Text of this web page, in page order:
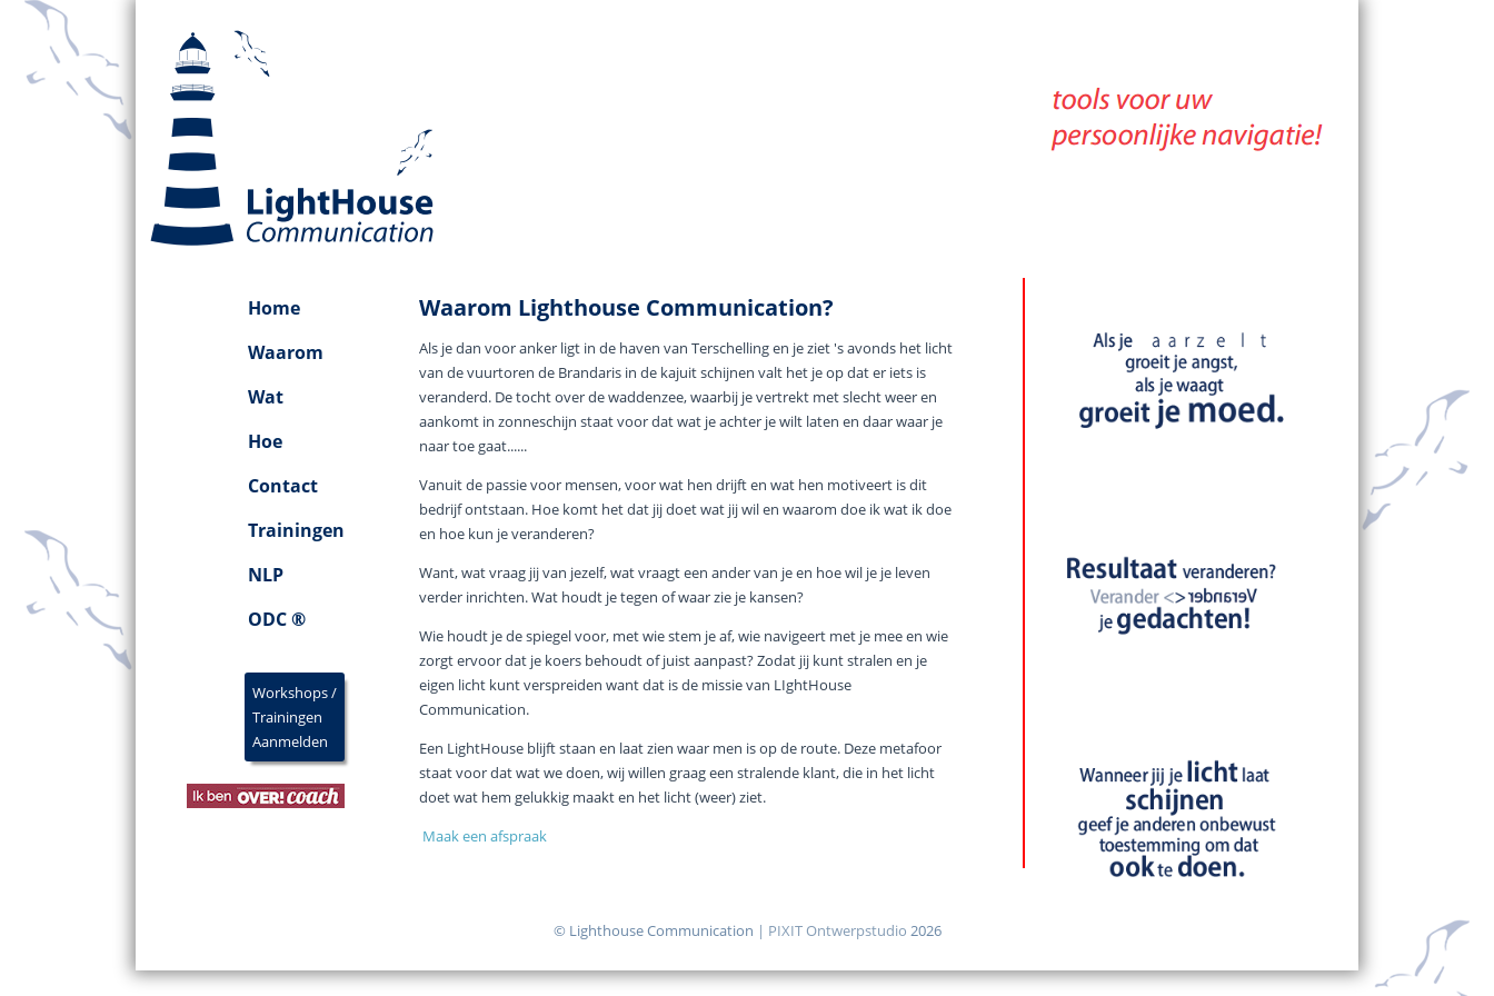
Home
Waarom
Wat
Hoe
Contact
Trainingen
NLP
ODC ®
Workshops /
Trainingen
Aanmelden
Waarom Lighthouse Communication?
Als je dan voor anker ligt in de haven van Terschelling en je ziet 's avonds het licht
van de vuurtoren de Brandaris in de kajuit schijnen valt het je op dat er iets is
veranderd. De tocht over de waddenzee, waarbij je vertrekt met slecht weer en
aankomt in zonneschijn staat voor dat wat je achter je wilt laten en daar waar je
naar toe gaat......
Vanuit de passie voor mensen, voor wat hen drijft en wat hen motiveert is dit
bedrijf ontstaan. Hoe komt het dat jij doet wat jij wil en waarom doe ik wat ik doe
en hoe kun je veranderen?
Want, wat vraag jij van jezelf, wat vraagt een ander van je en hoe wil je je leven
verder inrichten. Wat houdt je tegen of waar zie je kansen?
Wie houdt je de spiegel voor, met wie stem je af, wie navigeert met je mee en wie
zorgt ervoor dat je koers behoudt of juist aanpast? Zodat jij kunt stralen en je
eigen licht kunt verspreiden want dat is de missie van LIghtHouse
Communication.
Een LightHouse blijft staan en laat zien waar men is op de route. Deze metafoor
staat voor dat wat we doen, wij willen graag een stralende klant, die in het licht
doet wat hem gelukkig maakt en het licht (weer) ziet.
Maak een afspraak
© Lighthouse Communication | PIXIT Ontwerpstudio 2026